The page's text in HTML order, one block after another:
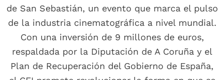
de San Sebastián, un evento que marca el pulso
de la industria cinematográfica a nivel mundial.
Con una inversión de 9 millones de euros,
respaldada por la Diputación de A Coruña y el
Plan de Recuperación del Gobierno de España,